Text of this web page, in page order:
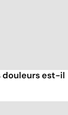
douleurs est-il